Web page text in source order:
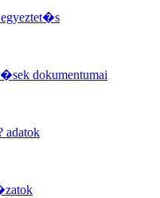
dokumentumai